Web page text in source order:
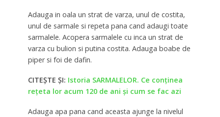
Adauga in oala un strat de varza, unul de costita,
unul de sarmale si repeta pana cand adaugi toate
sarmalele. Acopera sarmalele cu inca un strat de
varza cu bulion si putina costita. Adauga boabe de
piper si foi de dafin.
CITEȘTE ȘI: Istoria SARMALELOR. Ce conținea
rețeta lor acum 120 de ani și cum se fac azi
Adauga apa pana cand aceasta ajunge la nivelul